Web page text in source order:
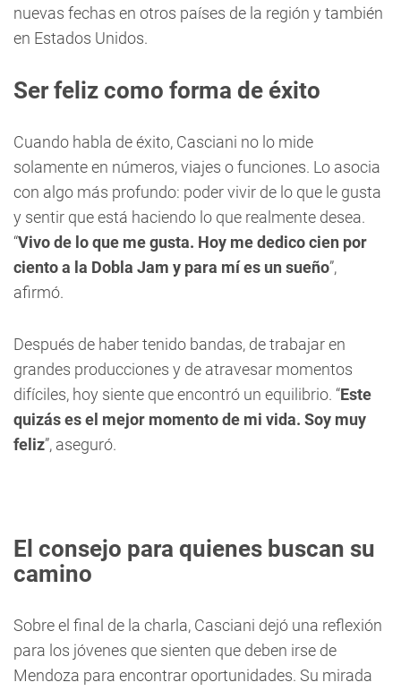
nuevas fechas en otros países de la región y también
en Estados Unidos.
Ser feliz como forma de éxito
Cuando habla de éxito, Casciani no lo mide
solamente en números, viajes o funciones. Lo asocia
con algo más profundo: poder vivir de lo que le gusta
y sentir que está haciendo lo que realmente desea.
“Vivo de lo que me gusta. Hoy me dedico cien por
ciento a la Dobla Jam y para mí es un sueño”,
afirmó.
Después de haber tenido bandas, de trabajar en
grandes producciones y de atravesar momentos
difíciles, hoy siente que encontró un equilibrio. “Este
quizás es el mejor momento de mi vida. Soy muy
feliz”, aseguró.
El consejo para quienes buscan su
camino
Sobre el final de la charla, Casciani dejó una reflexión
para los jóvenes que sienten que deben irse de
Mendoza para encontrar oportunidades. Su mirada